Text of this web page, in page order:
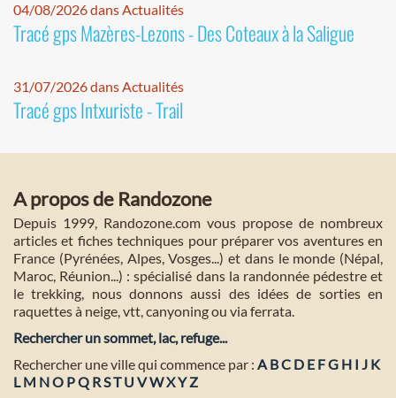
04/08/2026 dans Actualités
Tracé gps Mazères-Lezons - Des Coteaux à la Saligue
31/07/2026 dans Actualités
Tracé gps Intxuriste - Trail
A propos de Randozone
Depuis 1999, Randozone.com vous propose de nombreux
articles et fiches techniques pour préparer vos aventures en
France (Pyrénées, Alpes, Vosges...) et dans le monde (Népal,
Maroc, Réunion...) : spécialisé dans la randonnée pédestre et
le trekking, nous donnons aussi des idées de sorties en
raquettes à neige, vtt, canyoning ou via ferrata.
Rechercher un sommet, lac, refuge...
Rechercher une ville qui commence par : A BC D E FG H I J K
L M NO PQ RST U VWXYZ